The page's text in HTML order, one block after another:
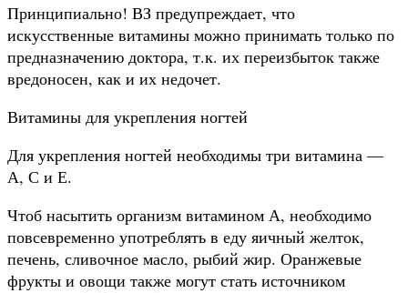
Принципиально! ВЗ предупреждает, что
искусственные витамины можно принимать только по
предназначению доктора, т.к. их переизбыток также
вредоносен, как и их недочет.
Витамины для укрепления ногтей
Для укрепления ногтей необходимы три витамина —
А, С и Е.
Чтоб насытить организм витамином А, необходимо
повсевременно употреблять в еду яичный желток,
печень, сливочное масло, рыбий жир. Оранжевые
фрукты и овощи также могут стать источником